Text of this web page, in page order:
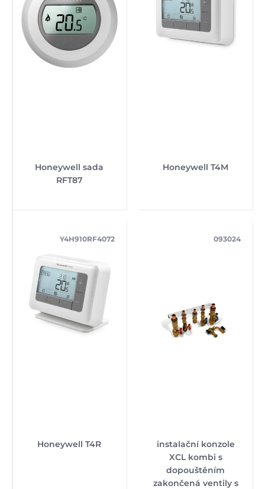
Honeywell sada
RFT87
Honeywell T4M
Honeywell T4R
Y4H910RF4072
instalační konzole
XCL kombi s
dopouštěním
zakončená ventily s
093024